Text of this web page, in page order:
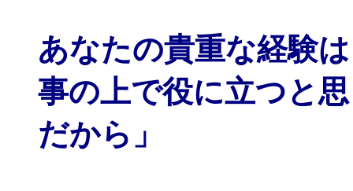
あなたの貴重な経験
事の上で役に立つと
だから」